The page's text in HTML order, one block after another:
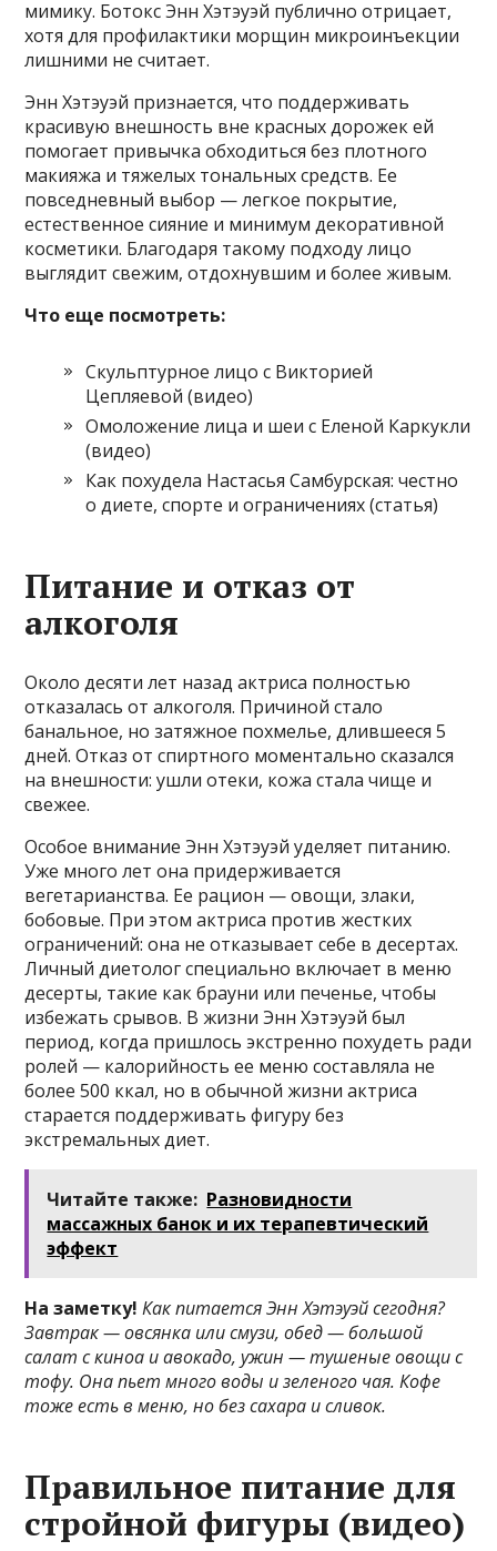
мимику. Ботокс Энн Хэтэуэй публично отрицает,
хотя для профилактики морщин микроинъекции
лишними не считает.
Энн Хэтэуэй признается, что поддерживать
красивую внешность вне красных дорожек ей
помогает привычка обходиться без плотного
макияжа и тяжелых тональных средств. Ее
повседневный выбор — легкое покрытие,
естественное сияние и минимум декоративной
косметики. Благодаря такому подходу лицо
выглядит свежим, отдохнувшим и более живым.
Что еще посмотреть:
Скульптурное лицо с Викторией
Цепляевой (видео)
Омоложение лица и шеи с Еленой Каркукли
(видео)
Как похудела Настасья Самбурская: честно
о диете, спорте и ограничениях (статья)
Питание и отказ от
алкоголя
Около десяти лет назад актриса полностью
отказалась от алкоголя. Причиной стало
банальное, но затяжное похмелье, длившееся 5
дней. Отказ от спиртного моментально сказался
на внешности: ушли отеки, кожа стала чище и
свежее.
Особое внимание Энн Хэтэуэй уделяет питанию.
Уже много лет она придерживается
вегетарианства. Ее рацион — овощи, злаки,
бобовые. При этом актриса против жестких
ограничений: она не отказывает себе в десертах.
Личный диетолог специально включает в меню
десерты, такие как брауни или печенье, чтобы
избежать срывов. В жизни Энн Хэтэуэй был
период, когда пришлось экстренно похудеть ради
ролей — калорийность ее меню составляла не
более 500 ккал, но в обычной жизни актриса
старается поддерживать фигуру без
экстремальных диет.
Читайте также: Разновидности
массажных банок и их терапевтический
эффект
На заметку!Как питается Энн Хэтэуэйсегодня?
Завтрак — овсянка или смузи, обед — большой
салат с киноа и авокадо, ужин — тушеные овощи с
тофу. Она пьет много воды и зеленого чая. Кофе
тоже есть в меню, но без сахара и сливок.
Правильное питание для
стройной фигуры (видео)